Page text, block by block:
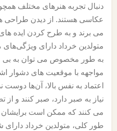
دنبال تجربه هنرهای مختلف
عکاسی هستند. از دیدن طراحی
می برند و به طرح کردن ایده
متولدین خرداد دارای
به طور مخصوص می توان به بی
مواجهه با موقعیت های دشوار
اعتماد به نفس بالا، آن‌ها دوست
نیاز به صبر دارد، صبر کنند و
می کنند که ممکن است
طور کلی، متولدین خرداد